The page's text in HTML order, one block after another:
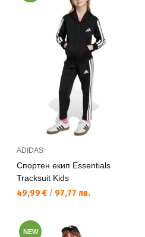
ADIDAS
Спортен екип Essentials
Tracksuit Kids
Текуща цена:
49,99 € / 97,77 лв.
NEW